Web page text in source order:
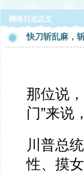
网络日志正文
快刀斩乱麻，
那位说
门”来说
川普总
性、摸